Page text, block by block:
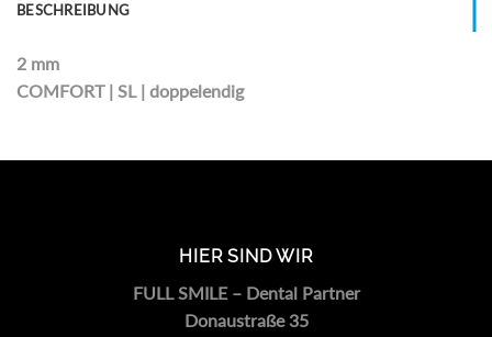
BESCHREIBUNG
2 mm
COMFORT | SL | doppelendig
HIER SIND WIR
FULL SMILE – Dental Partner
Donaustraße 35